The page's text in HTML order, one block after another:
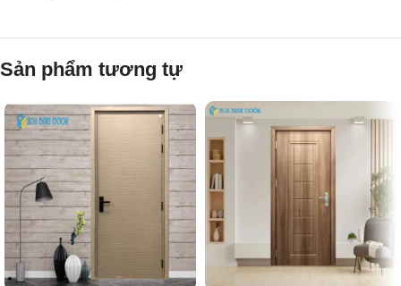
Sản phẩm tương tự